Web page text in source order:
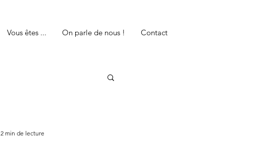
Vous êtes ... On parle de nous ! Contact
2 min de lecture